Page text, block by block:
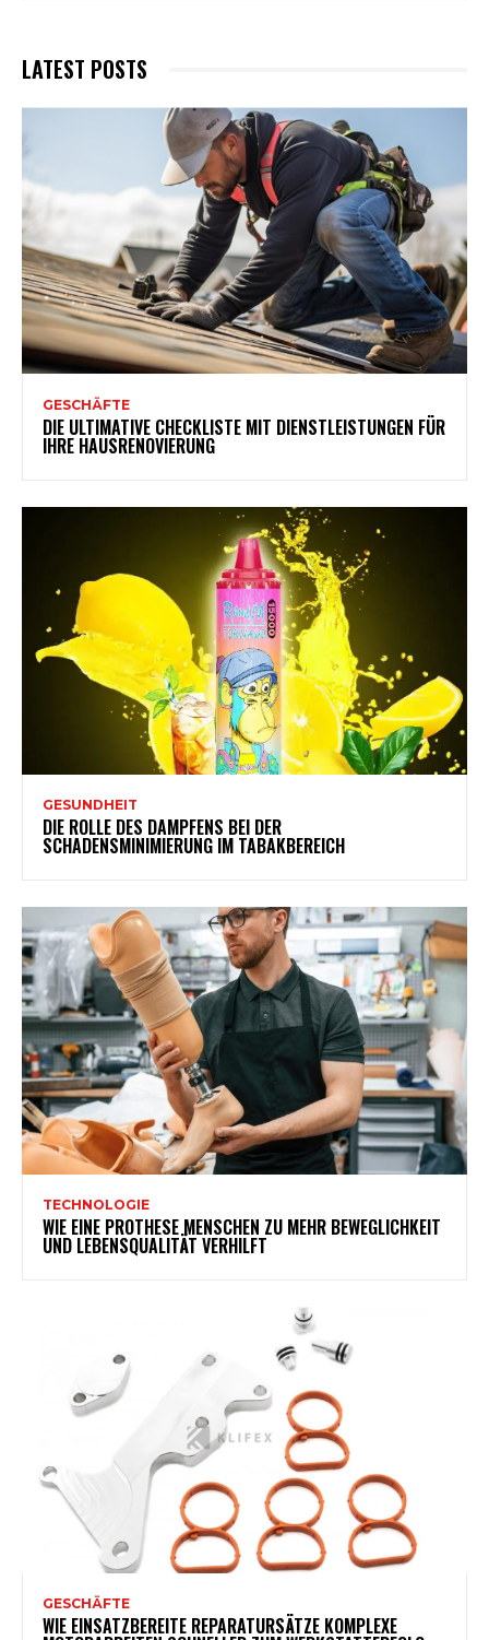
LATEST POSTS
GESCHÄFTE
DIE ULTIMATIVE CHECKLISTE MIT DIENSTLEISTUNGEN FÜR
IHRE HAUSRENOVIERUNG
GESUNDHEIT
DIE ROLLE DES DAMPFENS BEI DER
SCHADENSMINIMIERUNG IM TABAKBEREICH
TECHNOLOGIE
WIE EINE PROTHESE MENSCHEN ZU MEHR BEWEGLICHKEIT
UND LEBENSQUALITÄT VERHILFT
GESCHÄFTE
WIE EINSATZBEREITE REPARATURSÄTZE KOMPLEXE